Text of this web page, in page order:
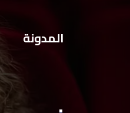
المدونة